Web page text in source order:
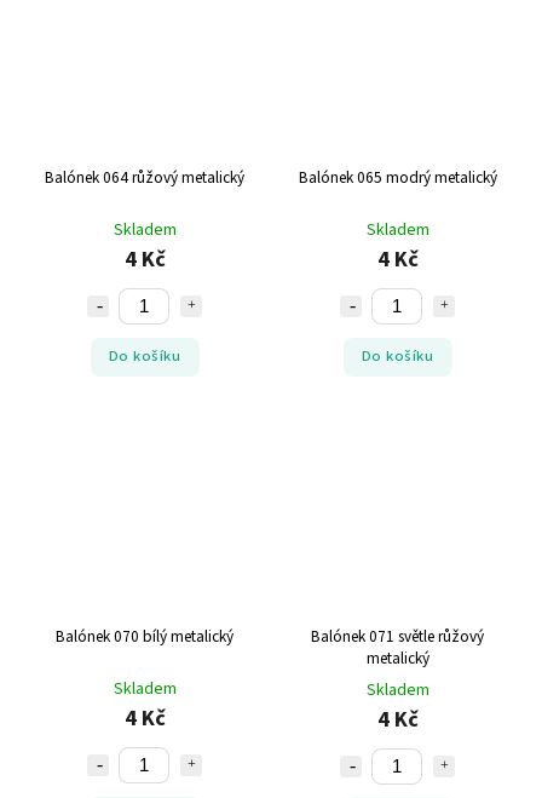
Balónek 064 růžový metalický
Skladem
4 Kč
Do košíku
Balónek 065 modrý metalický
Skladem
4 Kč
Do košíku
Balónek 070 bílý metalický
Skladem
4 Kč
Balónek 071 světle růžový
metalický
Skladem
4 Kč